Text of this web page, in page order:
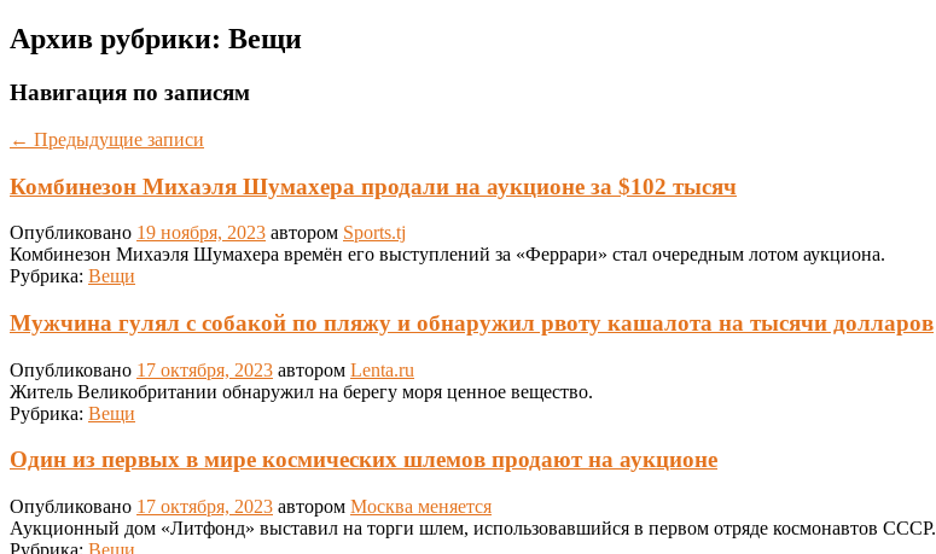
Архив рубрики: Вещи
Навигация по записям
← Предыдущие записи
Комбинезон Михаэля Шумахера продали на аукционе за $102 тысяч
Опубликовано 19 ноября, 2023 автором Sports.tj
Комбинезон Михаэля Шумахера времён его выступлений за «Феррари» стал очередным лотом аукциона.
Рубрика: Вещи
Мужчина гулял с собакой по пляжу и обнаружил рвоту кашалота на тысячи долларов
Опубликовано 17 октября, 2023 автором Lenta.ru
Житель Великобритании обнаружил на берегу моря ценное вещество.
Рубрика: Вещи
Один из первых в мире космических шлемов продают на аукционе
Опубликовано 17 октября, 2023 автором Москва меняется
Аукционный дом «Литфонд» выставил на торги шлем, использовавшийся в первом отряде космонавтов СССР.